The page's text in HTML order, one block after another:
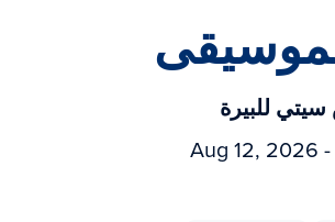
للبيرة
Aug 12, 2026